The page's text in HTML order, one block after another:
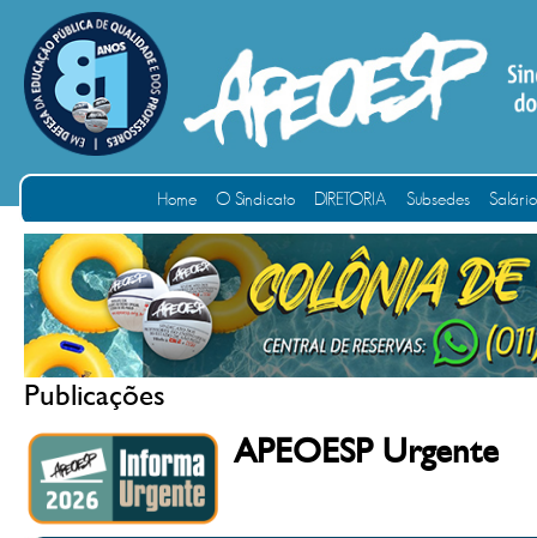
Home O Sindicato DIRETORIA Subsedes
Publicações
APEOESP Urgente